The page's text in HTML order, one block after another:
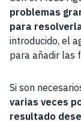
problemas
para
introducido, el
para añadir las
Si son
varias veces
resultado